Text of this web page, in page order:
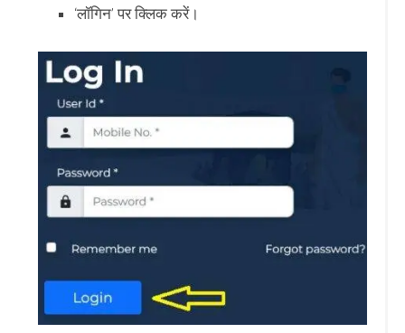
‘लॉगिन’ पर क्लिक करें।